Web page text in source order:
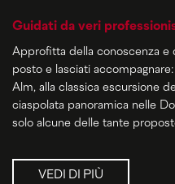
Guidati da veri
Approfitta della conoscenza e
posto e lasciati
Alm, alla classica escursione
ciaspolata panoramica nelle
solo alcune delle tante
VEDI DI PIÙ